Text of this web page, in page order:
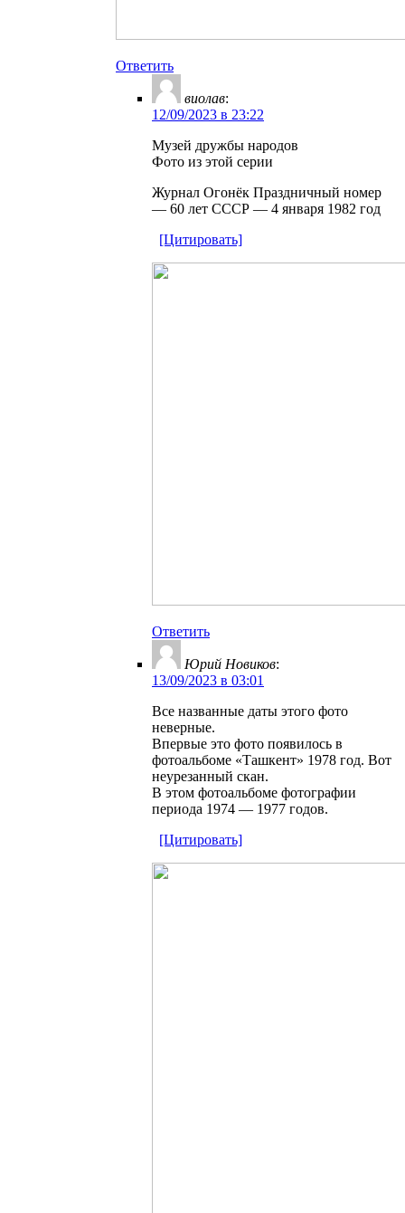
Ответить
виолав:
12/09/2023 в 23:22
Музей дружбы народов
Фото из этой серии
Журнал Огонёк Праздничный номер
— 60 лет СССР — 4 января 1982 год
[Цитировать]
Ответить
Юрий Новиков:
13/09/2023 в 03:01
Все названные даты этого фото
неверные.
Впервые это фото появилось в
фотоальбоме «Ташкент» 1978 год. Вот
неурезанный скан.
В этом фотоальбоме фотографии
периода 1974 — 1977 годов.
[Цитировать]